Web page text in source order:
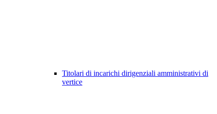
Titolari di incarichi dirigenziali amministrativi di
vertice